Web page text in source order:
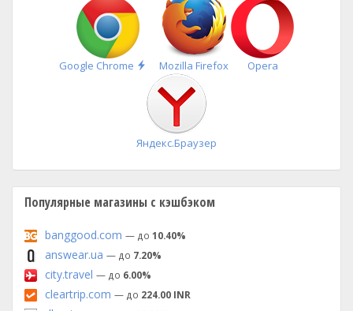
Google Chrome
Быстрая
установка
Mozilla Firefox Opera
Яндекс.Браузер
Популярные магазины с кэшбэком
banggood.com — до 10.40%
answear.ua — до 7.20%
city.travel — до 6.00%
cleartrip.com — до 224.00 INR